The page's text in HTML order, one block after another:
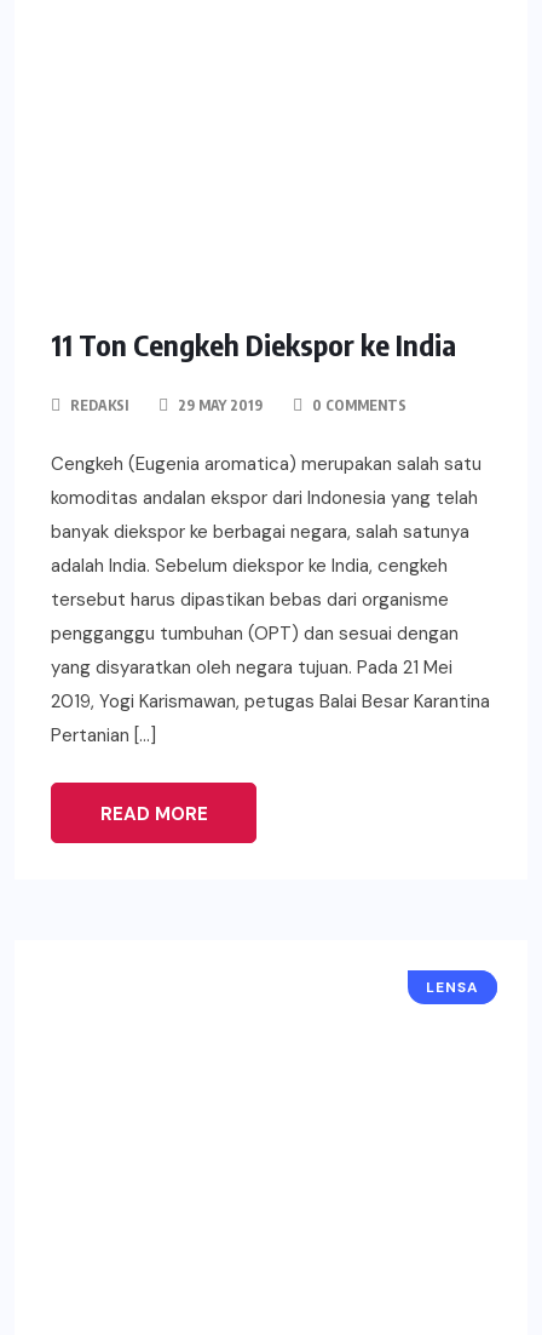
11 Ton Cengkeh Diekspor ke India
REDAKSI 29 MAY 2019 0 COMMENTS
Cengkeh (Eugenia aromatica) merupakan salah satu
komoditas andalan ekspor dari Indonesia yang telah
banyak diekspor ke berbagai negara, salah satunya
adalah India. Sebelum diekspor ke India, cengkeh
tersebut harus dipastikan bebas dari organisme
pengganggu tumbuhan (OPT) dan sesuai dengan
yang disyaratkan oleh negara tujuan. Pada 21 Mei
2019, Yogi Karismawan, petugas Balai Besar Karantina
Pertanian […]
READ MORE
FOTO
LENSA